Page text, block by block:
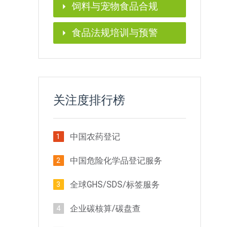
饲料与宠物食品合规
食品法规培训与预警
关注度排行榜
1 中国农药登记
2 中国危险化学品登记服务
3 全球GHS/SDS/标签服务
4 企业碳核算/碳盘查